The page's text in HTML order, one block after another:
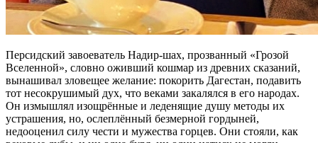
Персидский завоеватель Надир-шах, прозванный «Грозой
Вселенной», словно оживший кошмар из древних сказаний,
вынашивал зловещее желание: покорить Дагестан, подавить
тот несокрушимый дух, что веками закалялся в его народах.
Он измышлял изощрённые и леденящие душу методы их
устрашения, но, ослеплённый безмерной гордыней,
недооценил силу чести и мужества горцев. Они стояли, как